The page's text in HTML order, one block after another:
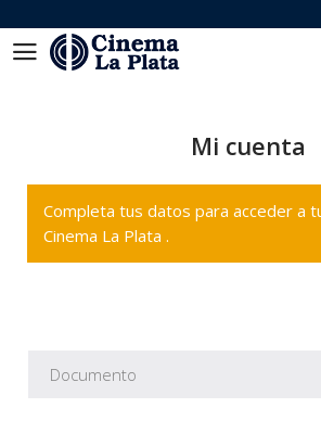
Mi cuenta
Completa tus datos para acceder a
Cinema La Plata .